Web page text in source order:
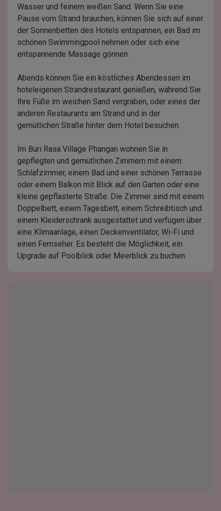
Wasser und feinem weißen Sand. Wenn Sie eine
Pause vom Strand brauchen, können Sie sich auf einer
der Sonnenbetten des Hotels entspannen, ein Bad im
schönen Swimmingpool nehmen oder sich eine
entspannende Massage gönnen.
Abends können Sie ein köstliches Abendessen im
hoteleigenen Strandrestaurant genießen, während Sie
Ihre Füße im weichen Sand vergraben, oder eines der
anderen Restaurants am Strand und in der
gemütlichen Straße hinter dem Hotel besuchen.
Im Buri Rasa Village Phangan wohnen Sie in
gepflegten und gemütlichen Zimmern mit einem
Schlafzimmer, einem Bad und einer schönen Terrasse
oder einem Balkon mit Blick auf den Garten oder eine
kleine gepflasterte Straße. Die Zimmer sind mit einem
Doppelbett, einem Tagesbett, einem Schreibtisch und
einem Kleiderschrank ausgestattet und verfügen über
eine Klimaanlage, einen Deckenventilator, Wi-Fi und
einen Fernseher. Es besteht die Möglichkeit, ein
Upgrade auf Poolblick oder Meerblick zu buchen.